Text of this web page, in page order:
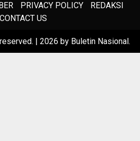
PRIVACY POLICY
REDAKSI
CONTACT US
2026 by Buletin Nasional.